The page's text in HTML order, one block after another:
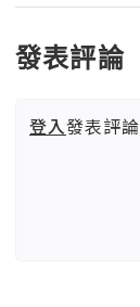
發表評論
登入發表評論